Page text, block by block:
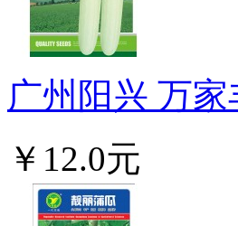
广州阳兴 万
￥12.0元